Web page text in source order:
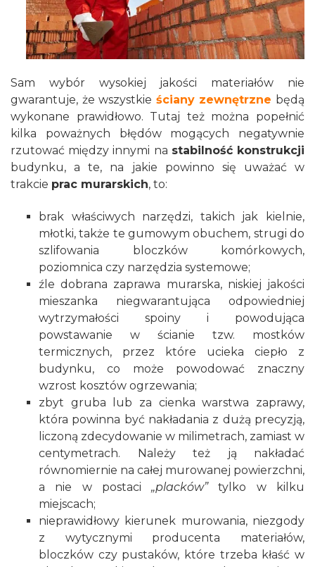
Sam wybór wysokiej jakości materiałów nie
gwarantuje, że wszystkie ściany zewnętrzne będą
wykonane prawidłowo. Tutaj też można popełnić
kilka poważnych błędów mogących negatywnie
rzutować między innymi na stabilność konstrukcji
budynku, a te, na jakie powinno się uważać w
trakcie prac murarskich, to:
brak właściwych narzędzi, takich jak kielnie,
młotki, także te gumowym obuchem, strugi do
szlifowania bloczków komórkowych,
poziomnica czy narzędzia systemowe;
źle dobrana zaprawa murarska, niskiej jakości
mieszanka niegwarantująca odpowiedniej
wytrzymałości spoiny i powodująca
powstawanie w ścianie tzw. mostków
termicznych, przez które ucieka ciepło z
budynku, co może powodować znaczny
wzrost kosztów ogrzewania;
zbyt gruba lub za cienka warstwa zaprawy,
która powinna być nakładania z dużą precyzją,
liczoną zdecydowanie w milimetrach, zamiast w
centymetrach. Należy też ją nakładać
równomiernie na całej murowanej powierzchni,
a nie w postaci„placków”tylko w kilku
miejscach;
nieprawidłowy kierunek murowania, niezgody
z wytycznymi producenta materiałów,
bloczków czy pustaków, które trzeba kłaść w